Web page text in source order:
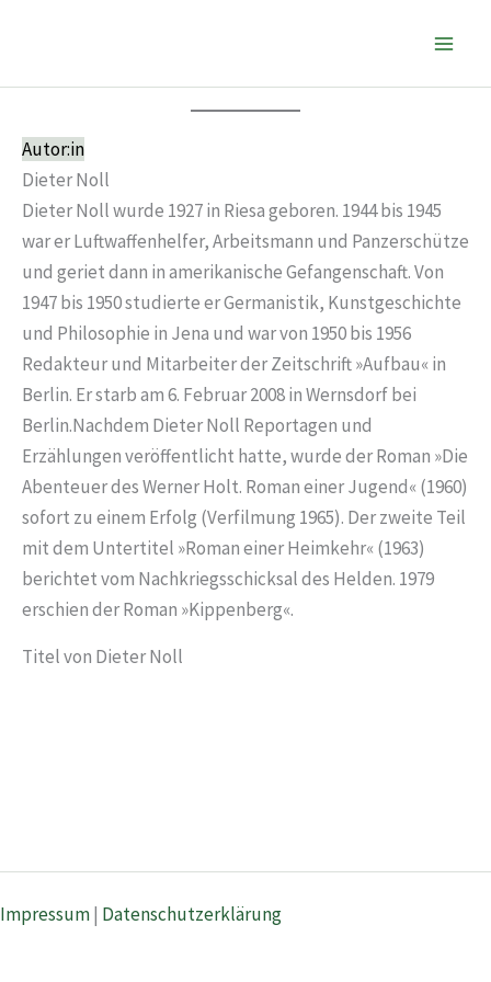
Autor:in
Dieter Noll
Dieter Noll wurde 1927 in Riesa geboren. 1944 bis 1945
war er Luftwaffenhelfer, Arbeitsmann und Panzerschütze
und geriet dann in amerikanische Gefangenschaft. Von
1947 bis 1950 studierte er Germanistik, Kunstgeschichte
und Philosophie in Jena und war von 1950 bis 1956
Redakteur und Mitarbeiter der Zeitschrift »Aufbau« in
Berlin. Er starb am 6. Februar 2008 in Wernsdorf bei
Berlin.Nachdem Dieter Noll Reportagen und
Erzählungen veröffentlicht hatte, wurde der Roman »Die
Abenteuer des Werner Holt. Roman einer Jugend« (1960)
sofort zu einem Erfolg (Verfilmung 1965). Der zweite Teil
mit dem Untertitel »Roman einer Heimkehr« (1963)
berichtet vom Nachkriegsschicksal des Helden. 1979
erschien der Roman »Kippenberg«.
Titel von Dieter Noll
Impressum| Datenschutzerklärung